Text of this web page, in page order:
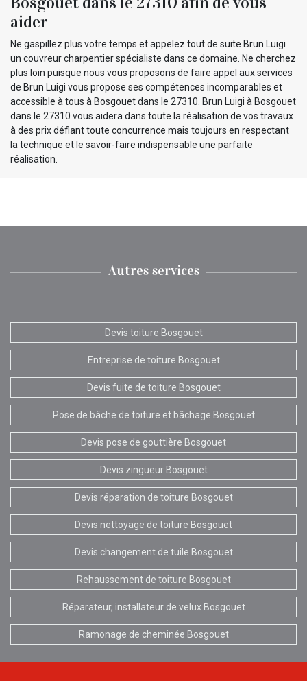
aider
Ne gaspillez plus votre temps et appelez tout de suite Brun Luigi
un couvreur charpentier spécialiste dans ce domaine. Ne cherchez
plus loin puisque nous vous proposons de faire appel aux services
de Brun Luigi vous propose ses compétences incomparables et
accessible à tous à Bosgouet dans le 27310. Brun Luigi à Bosgouet
dans le 27310 vous aidera dans toute la réalisation de vos travaux
à des prix défiant toute concurrence mais toujours en respectant
la technique et le savoir-faire indispensable une parfaite
réalisation.
Autres services
Devis toiture Bosgouet
Entreprise de toiture Bosgouet
Devis fuite de toiture Bosgouet
Pose de bâche de toiture et bâchage Bosgouet
Devis pose de gouttière Bosgouet
Devis zingueur Bosgouet
Devis réparation de toiture Bosgouet
Devis nettoyage de toiture Bosgouet
Devis changement de tuile Bosgouet
Rehaussement de toiture Bosgouet
Réparateur, installateur de velux Bosgouet
Ramonage de cheminée Bosgouet